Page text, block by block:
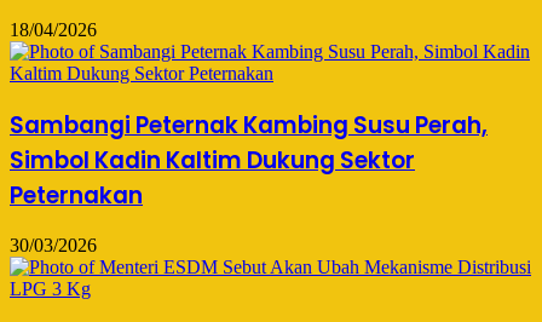
18/04/2026
Sambangi Peternak Kambing Susu Perah,
Simbol Kadin Kaltim Dukung Sektor
Peternakan
30/03/2026